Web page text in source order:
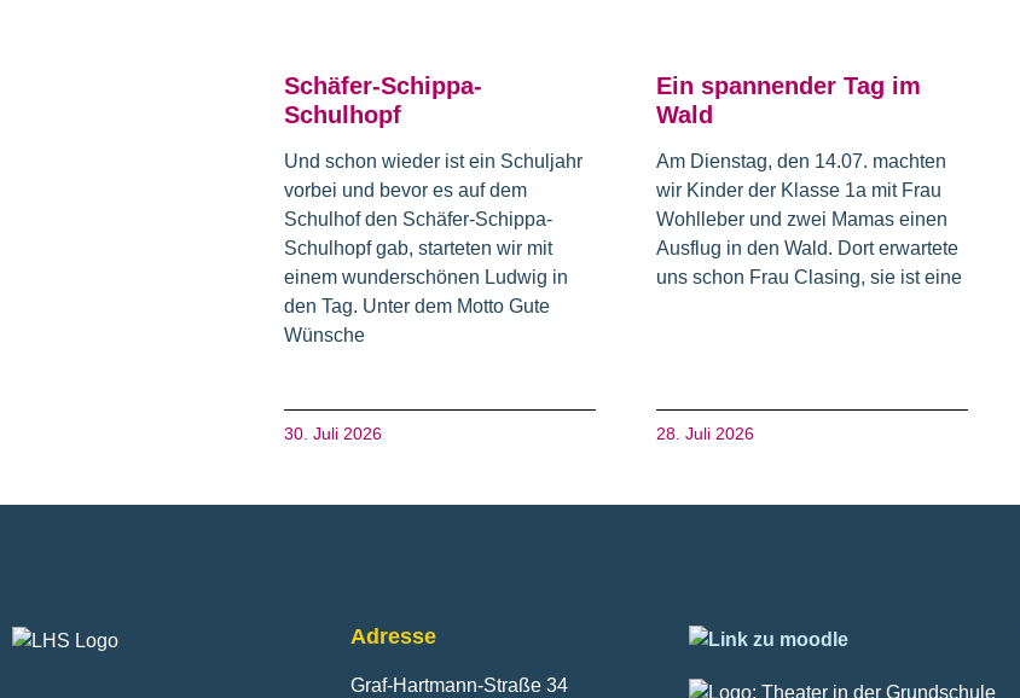
Schäfer-Schippa-
Schulhopf
Und schon wieder ist ein Schuljahr
vorbei und bevor es auf dem
Schulhof den Schäfer-Schippa-
Schulhopf gab, starteten wir mit
einem wunderschönen Ludwig in
den Tag. Unter dem Motto Gute
Wünsche
30. Juli 2026
Ein spannender Tag im
Wald
Am Dienstag, den 14.07. machten
wir Kinder der Klasse 1a mit Frau
Wohlleber und zwei Mamas einen
Ausflug in den Wald. Dort erwartete
uns schon Frau Clasing, sie ist eine
28. Juli 2026
Fusszeile
Adresse
Graf-Hartmann-Straße 34